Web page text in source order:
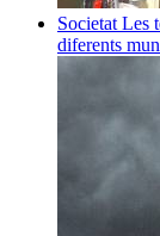
Societat Les
diferents